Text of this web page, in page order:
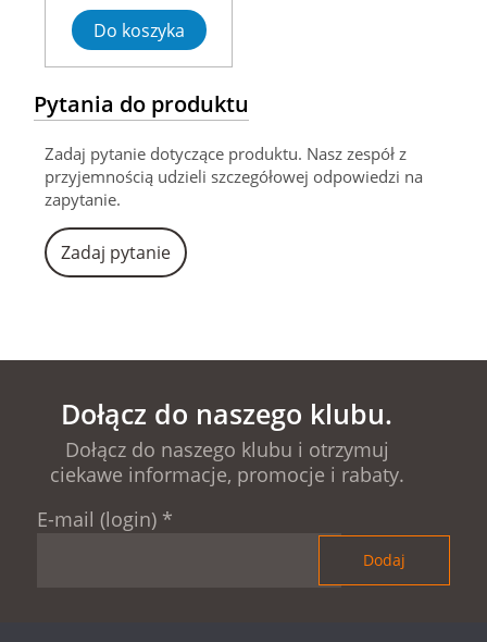
Do koszyka
Pytania do produktu
Zadaj pytanie dotyczące produktu. Nasz zespół z
przyjemnością udzieli szczegółowej odpowiedzi na
zapytanie.
Zadaj pytanie
Dołącz do naszego klubu.
Dołącz do naszego klubu i otrzymuj
ciekawe informacje, promocje i rabaty.
E-mail (login) *